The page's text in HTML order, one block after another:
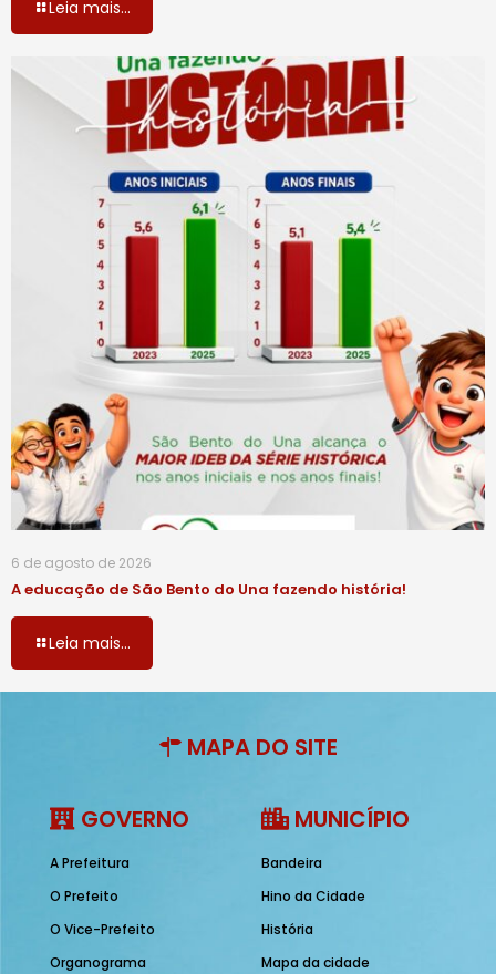
Leia mais...
6 de agosto de 2026
A educação de São Bento do Una fazendo história!
Leia mais...
MAPA DO SITE
GOVERNO
A Prefeitura
O Prefeito
O Vice-Prefeito
Organograma
MUNICÍPIO
Bandeira
Hino da Cidade
História
Mapa da cidade